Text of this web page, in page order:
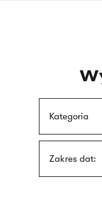
Kategoria
Zakres dat: